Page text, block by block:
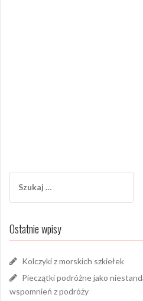
Ostatnie wpisy
Kolczyki z morskich szkiełek
Pieczątki podróżne jako
wspomnień z podróży